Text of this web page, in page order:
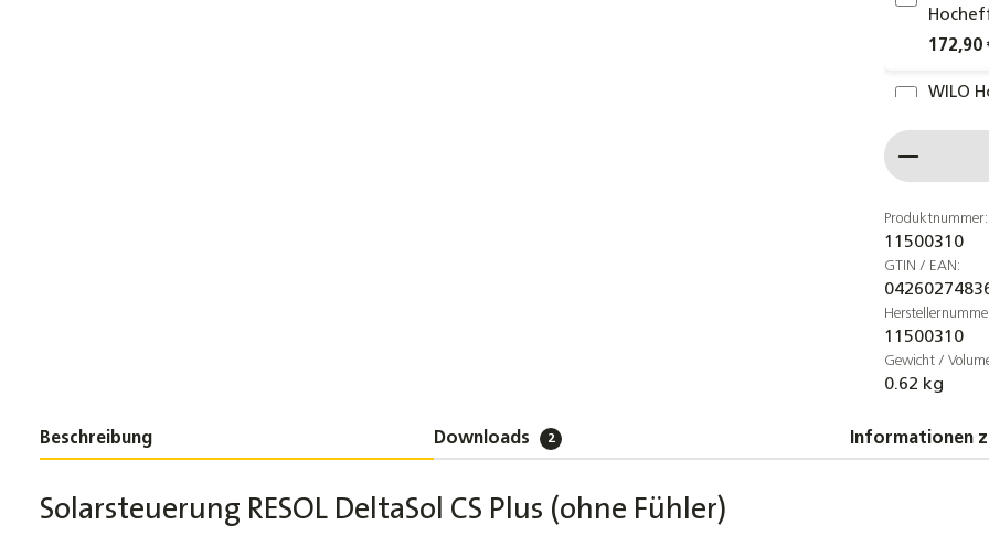
172,90
WILO
149,00
4,90 €
Motor
Produktnummer:
11500310
GTIN / EAN:
11500310
Gewicht /
0.62 kg
Beschreibung Downloads 2 Informationen
Solarsteuerung RESOL DeltaSol CS Plus (ohne Fühler)